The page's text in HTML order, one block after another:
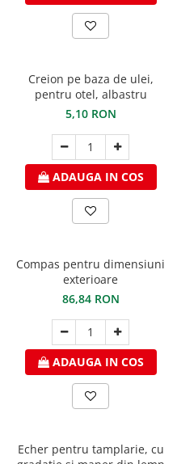
Creion pe baza de ulei,
pentru otel, albastru
5,10 RON
ADAUGA IN COS
Compas pentru dimensiuni
exterioare
86,84 RON
ADAUGA IN COS
Echer pentru tamplarie, cu